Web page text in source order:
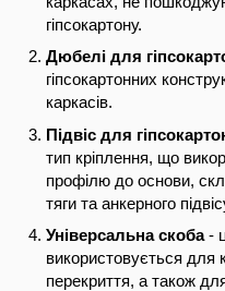
гіпсокартону.
Дюбелі для
гіпсокартонних
каркасів.
Підвіс для
тип кріплення, що
профілю до основи,
тяги та анкерного
Універсальна скоба-
використовується для
перекриття, а також